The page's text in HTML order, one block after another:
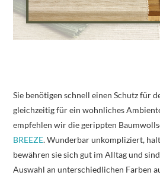
Sie benötigen schnell einen Schutz für
gleichzeitig für ein wohnliches
empfehlen wir die gerippten
BREEZE. Wunderbar unkompliziert,
bewähren sie sich gut im Alltag und
Auswahl an unterschiedlichen Farben